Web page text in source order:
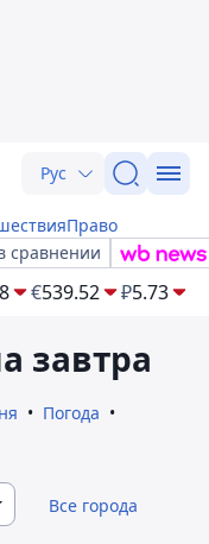
Рус
Право
сравнении
€539.52 ₽5.73
завтра
Погода
Все города